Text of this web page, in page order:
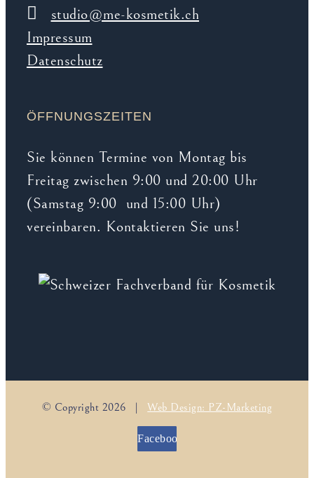
studio@me-kosmetik.ch
Impressum
Datenschutz
ÖFFNUNGSZEITEN
Sie können Termine von Montag bis
Freitag zwischen 9:00 und 20:00 Uhr
(Samstag 9:00 und 15:00 Uhr)
vereinbaren. Kontaktieren Sie uns!
© Copyright 2026 | Web Design: PZ-Marketing
Facebook